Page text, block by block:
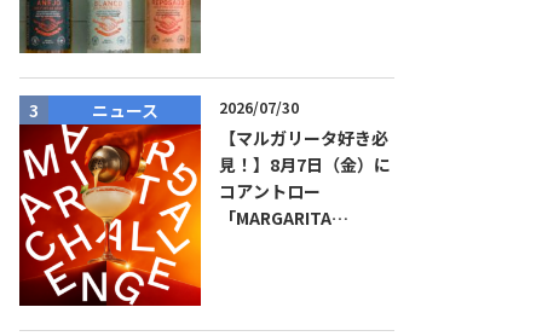
ニュース 2026/07/30
【マルガリータ好き必
見！】8月7日（金）に
コアントロー
「MARGARITA